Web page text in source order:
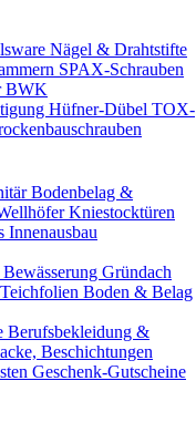
Nägel & Drahtstifte
SPAX-Schrauben
BWK
Hüfner-Dübel TOX-
Bodenbelag &
Kniestocktüren
Innenausbau
Gründach
Boden & Belag
Berufsbekleidung &
Beschichtungen
Geschenk-Gutscheine